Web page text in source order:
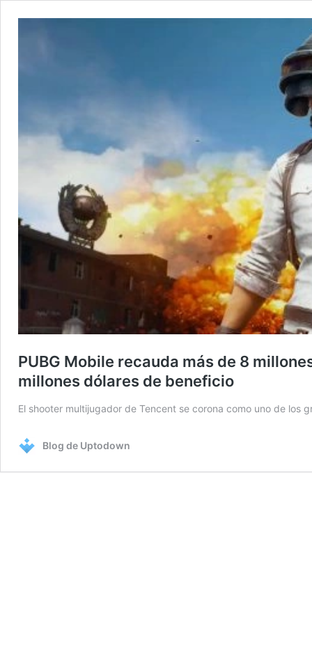
PUBG Mobile recauda más de 8
millones dólares de beneficio
El shooter multijugador de Tencent se corona como uno de los
Blog de Uptodown